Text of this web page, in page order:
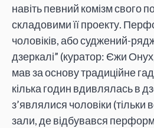
навіть певний комізм свого
складовими її проекту.
чоловіків, або суджений-
дзеркалі” (куратор: Єжи
мав за основу традиційне
кілька годин вдивлялась в
з’являлися чоловіки (тільки
зали, де відбувався